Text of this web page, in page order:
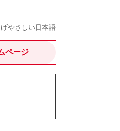
やさしい日本語
ページ